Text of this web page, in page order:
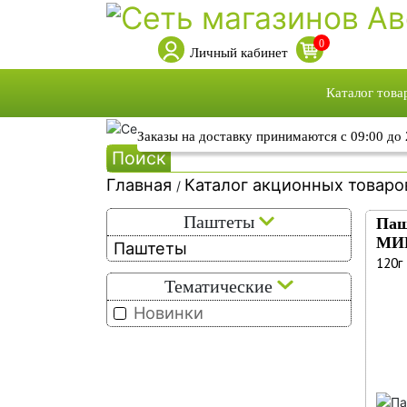
Личный кабинет
0
Заказы на доставку принимаются с 09:00 до
Каталог
Каталог
Каталог
Собственная
Собственное
Поиск
Главная / Каталог акционных
Паштеты
Паштеты
Тематические
Новинки
120г